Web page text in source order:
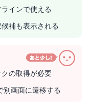
インで使える
補も表示される
の取得が必要
別画面に遷移する